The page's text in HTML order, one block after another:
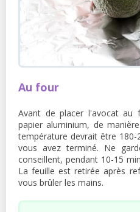
Au four
Avant de placer l'avocat au
papier aluminium, de
température devrait être
vous avez terminé. Ne
conseillent, pendant 10-15
La feuille est retirée après
vous brûler les mains.